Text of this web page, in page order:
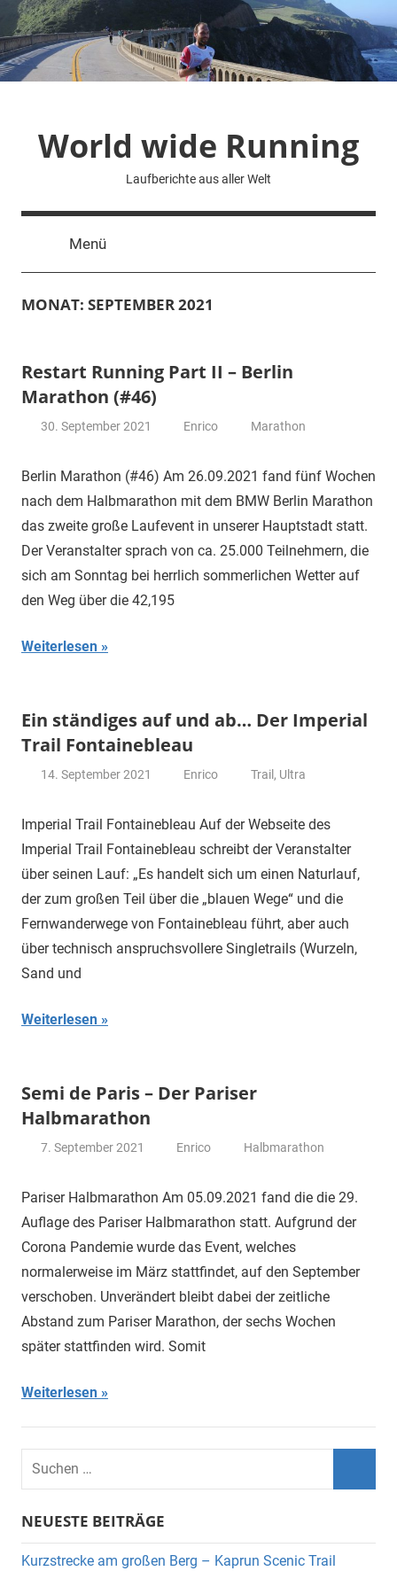
Zum
Inhalt
springen
World wide Running
Laufberichte aus aller Welt
Menü
MONAT: SEPTEMBER 2021
Restart Running Part II – Berlin
Marathon (#46)
30. September 2021 Enrico Marathon
Berlin Marathon (#46) Am 26.09.2021 fand fünf Wochen
nach dem Halbmarathon mit dem BMW Berlin Marathon
das zweite große Laufevent in unserer Hauptstadt statt.
Der Veranstalter sprach von ca. 25.000 Teilnehmern, die
sich am Sonntag bei herrlich sommerlichen Wetter auf
den Weg über die 42,195
Weiterlesen
Ein ständiges auf und ab… Der Imperial
Trail Fontainebleau
14. September 2021 Enrico Trail , Ultra
Imperial Trail Fontainebleau Auf der Webseite des
Imperial Trail Fontainebleau schreibt der Veranstalter
über seinen Lauf: „Es handelt sich um einen Naturlauf,
der zum großen Teil über die „blauen Wege“ und die
Fernwanderwege von Fontainebleau führt, aber auch
über technisch anspruchsvollere Singletrails (Wurzeln,
Sand und
Weiterlesen
Semi de Paris – Der Pariser
Halbmarathon
7. September 2021 Enrico Halbmarathon
Pariser Halbmarathon Am 05.09.2021 fand die die 29.
Auflage des Pariser Halbmarathon statt. Aufgrund der
Corona Pandemie wurde das Event, welches
normalerweise im März stattfindet, auf den September
verschoben. Unverändert bleibt dabei der zeitliche
Abstand zum Pariser Marathon, der sechs Wochen
später stattfinden wird. Somit
Weiterlesen
Suchen
nach:
NEUESTE BEITRÄGE
Kurzstrecke am großen Berg – Kaprun Scenic Trail